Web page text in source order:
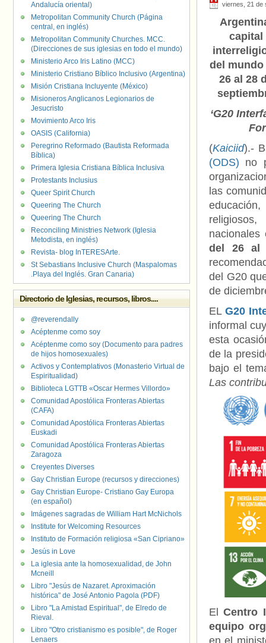
viernes, 21 de
capital
del mundo
26 al 28
‘G20
(Kaiciid).-
(ODS) no
las
nacionales
del 26 al
del G20
de
EL G20
informal
esta
de la
bajo el
Las
ElCentro
equipo
en el
Andalucía oriental)
Metropolitan Community Church (Página
central, en inglés)
Metropolitan Community Churches. MCC.
(Direcciones de sus iglesias en todo el mundo)
Ministerio Arco Iris Latino (MCC)
Ministerio Cristiano Bíblico Inclusivo (Argentina)
Misión Cristiana Incluyente (México)
Misioneros Anglicanos Legionarios de
Jesucristo
Movimiento Arco Iris
OASIS (California)
Peregrino Reformado (Bautista Reformada
Bíblica)
Primera Iglesia Cristiana Bíblica Inclusiva
Protestants Inclusius
Queer Spirit Church
Queering The Church
Queering The Church
Reconciling Ministries Network (Iglesia
Metodista, en inglés)
Revista- blog InTERESArte.
St Sebastians Inclusive Church (Maspalomas
.Playa del Inglés. Gran Canaria)
Directorio de Iglesias, recursos, libros....
@reverendally
Acéptenme como soy
Acéptenme como soy (Documento para padres
de hijos homosexuales)
Activos y Contemplativos (Monasterio Virtual de
Espiritualidad)
Biblioteca LGTTB «Oscar Hermes Villordo»
Comunidad Apostólica Fronteras Abiertas
(CAFA)
Comunidad Apostólica Fronteras Abiertas
Euskadi
Comunidad Apostólica Fronteras Abiertas
Zaragoza
Creyentes Diverses
Gay Christian Europe (recursos y direcciones)
Gay Christian Europe- Cristiano Gay Europa
(en español)
Imágenes sagradas de William Hart McNichols
Institute for Welcoming Resources
Instituto de Formación religiosa «San Cipriano»
Jesús in Love
La iglesia ante la homosexualidad, de John
Mcneill
Libro "Jesús de Nazaret. Aproximación
histórica" de José Antonio Pagola (PDF)
Libro "La Amistad Espiritual", de Elredo de
Rieval.
Libro "Otro cristianismo es posible", de Roger
Lenaers